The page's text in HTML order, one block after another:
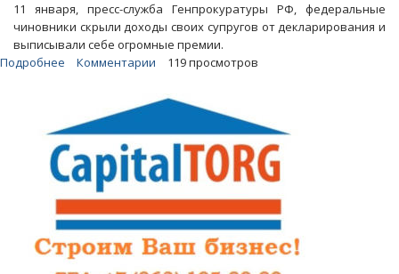
11 января, пресс-служба Генпрокуратуры РФ, федеральные
чиновники скрыли доходы своих супругов от декларирования и
выписывали себе огромные премии.
Подробнее
Росалкогольрегулирования
по
ПФО
уличили
в
коррупции
Комментарии 119 просмотров